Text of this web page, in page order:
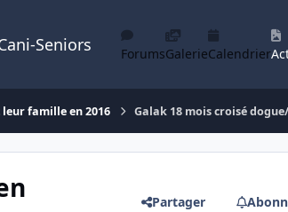
Seniors ForumsGalerieCalendrier
famille en 2016 Galak 18 mois croisé
Partager